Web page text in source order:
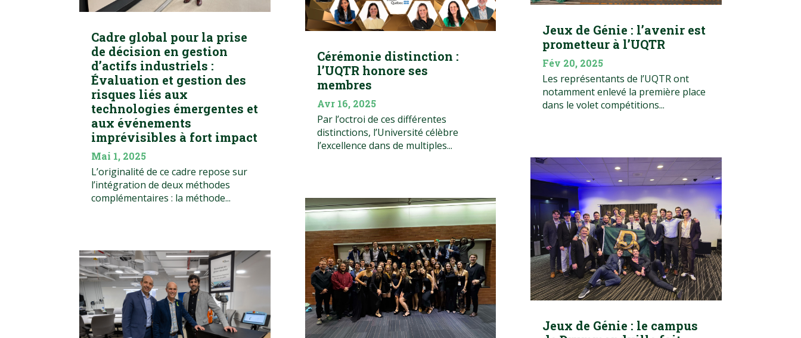
Cadre global pour la prise
de décision en gestion
d’actifs industriels :
Évaluation et gestion des
risques liés aux
technologies émergentes et
aux événements
imprévisibles à fort impact
Mai 1, 2025
L’originalité de ce cadre repose sur
l’intégration de deux méthodes
complémentaires : la méthode...
Cérémonie distinction :
l’UQTR honore ses
membres
Avr 16, 2025
Par l’octroi de ces différentes
distinctions, l’Université célèbre
l’excellence dans de multiples...
Jeux de Génie : l’avenir est
prometteur à l’UQTR
Fév 20, 2025
Les représentants de l’UQTR ont
notamment enlevé la première place
dans le volet compétitions...
Jeux de Génie : le campus